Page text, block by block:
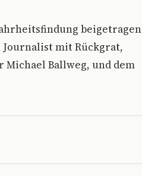
beigetragen
Journalist mit Rückgrat,
Ballweg, und dem